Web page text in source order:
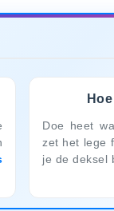
Doe heet
zet het lege
je de deksel